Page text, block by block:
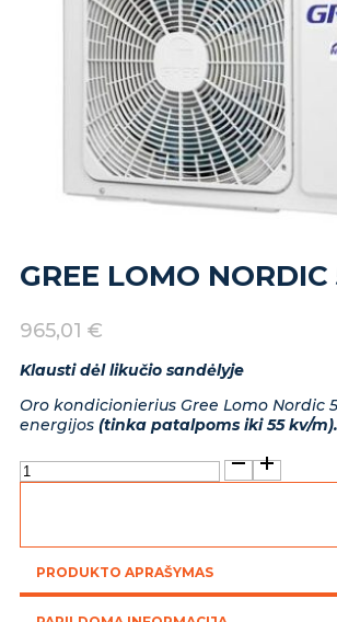
GREE LOMO
965,01 €
Klausti dėl likučio sandėlyje
Oro kondicionierius Gree Lomo Nordic
energijos (tinka patalpoms iki 55 kv/m).
produkto
kiekis:
kWPRODUKTO APRAŠYMAS